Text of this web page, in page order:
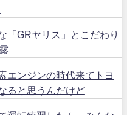
「GRヤリス」とこだわり
エンジンの時代来てトヨ
ると思うんだけど